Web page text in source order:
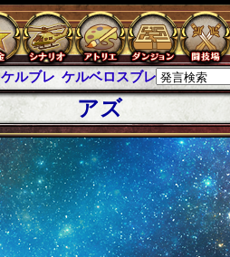
ケルブレ ケルベロスブレイド スパ
アズ